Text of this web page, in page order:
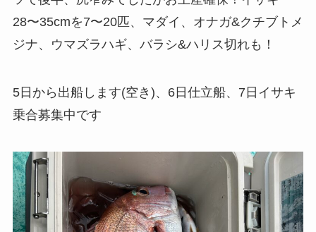
28〜35cmを7〜20匹、マダイ、オナガ&クチブトメ
ジナ、ウマズラハギ、バラシ&ハリス切れも！
5日から出船します(空き)、6日仕立船、7日イサキ
乗合募集中です